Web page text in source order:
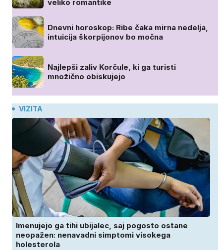
veliko romantike
Dnevni horoskop: Ribe čaka mirna nedelja,
intuicija škorpijonov bo močna
Najlepši zaliv Korčule, ki ga turisti
množično obiskujejo
VIZITA
Imenujejo ga tihi ubijalec, saj pogosto ostane
neopažen: nenavadni simptomi visokega
holesterola